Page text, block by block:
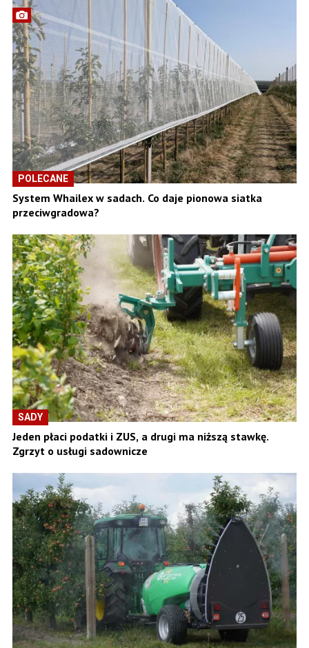
POLECANE
System Whailex w sadach. Co daje pionowa siatka
przeciwgradowa?
SADY
Jeden płaci podatki i ZUS, a drugi ma niższą stawkę.
Zgrzyt o usługi sadownicze